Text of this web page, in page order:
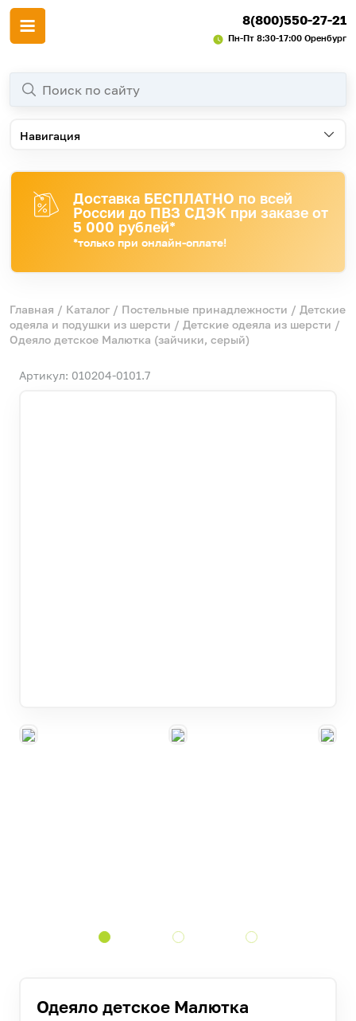
8(800)550-27-21
Пн-Пт 8:30-17:00 Оренбург
Навигация
Доставка БЕСПЛАТНО по всей
России до ПВЗ СДЭК при заказе от
5 000 рублей*
*только при онлайн-оплате!
Главная / Каталог / Постельные принадлежности / Детские
одеяла и подушки из шерсти / Детские одеяла из шерсти /
Одеяло детское Малютка (зайчики, серый)
Артикул: 010204-0101.7
Одеяло детское Малютка